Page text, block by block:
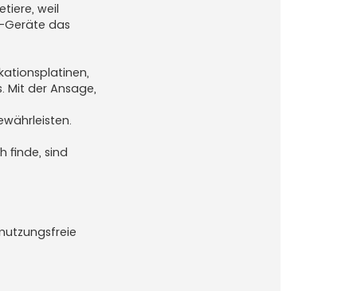
weil
Geräte das
Mit der Ansage,
finde, sind